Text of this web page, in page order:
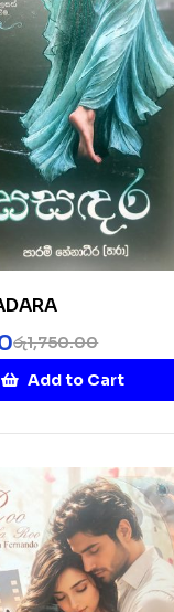
රු1,750.00
Add to Cart